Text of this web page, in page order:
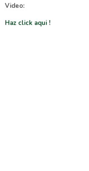
Video:
Haz click aqui !